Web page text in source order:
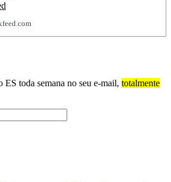
ES toda semana no seu e-mail, totalmente